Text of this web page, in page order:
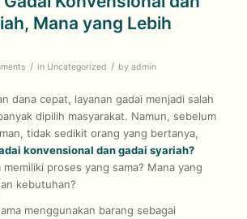
Mana yang Lebih
/ in Uncategorized / by admin
dana cepat, layanan gadai menjadi salah
dipilih masyarakat. Namun, sebelum
tidak sedikit orang yang bertanya,
konvensional dan gadai syariah?
memiliki proses yang sama? Mana yang
kebutuhan?
menggunakan barang sebagai